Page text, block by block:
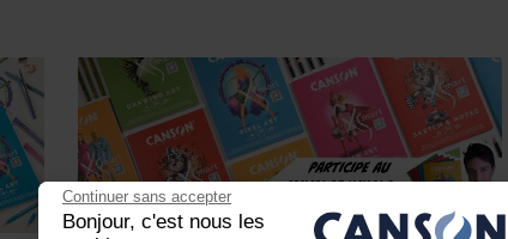
Continuer sans accepter
Bonjour, c'est nous les